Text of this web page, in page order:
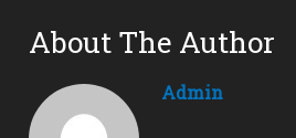
About The Author
Admin